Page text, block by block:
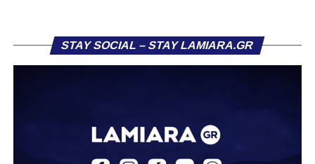
STAY SOCIAL – STAY LAMIARA.GR